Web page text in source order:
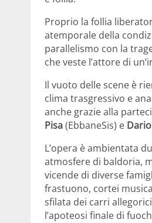
Proprio la follia
atemporale della
parallelismo con la
che veste l’attore di
Il vuoto delle scene è
clima trasgressivo e
anche grazie alla
Pisa(EbbaneSis) e
L’opera è ambientata
atmosfere di baldoria,
vicende di diverse
frastuono, cortei
sfilata dei carri
l’apoteosi finale di